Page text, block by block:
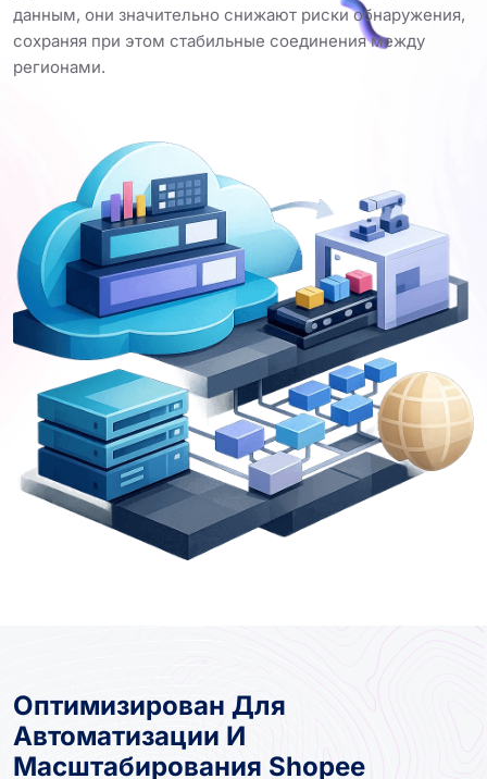
данным, они значительно снижают риски обнаружения,
сохраняя при этом стабильные соединения между
регионами.
Оптимизирован Для
Автоматизации И
Масштабирования Shopee